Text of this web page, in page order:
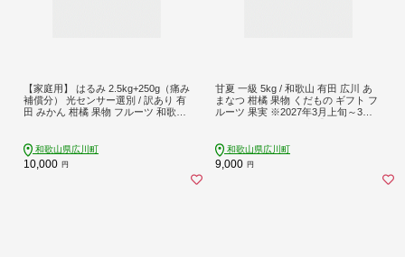
【家庭用】 はるみ 2.5kg+250g（痛み
補償分） 光センサー選別 / 訳あり 有
田 みかん 柑橘 果物 フルーツ 和歌山
縄・離島配送不可【ikd013-c-2d5B】
和歌山県広川町
10,000 円
甘夏 一級 5kg / 和歌山 有田 広川 あ
まなつ 柑橘 果物 くだもの ギフト フ
ルーツ 果実 ※2027年3月上旬～3月
和歌山県広川町
9,000 円